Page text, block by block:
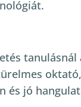
és jó